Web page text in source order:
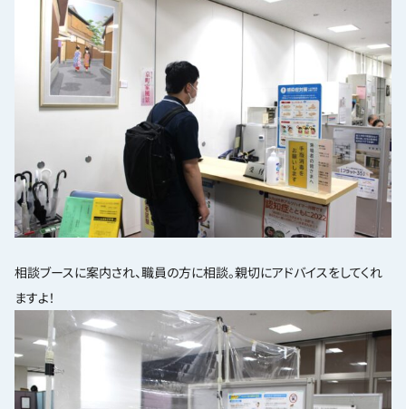
相談ブースに案内され、職員の方に相談。親切にアドバイスをしてくれ
ますよ！